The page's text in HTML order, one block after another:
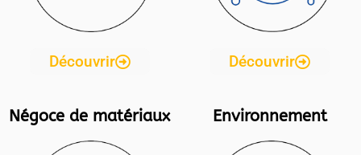
Découvrir Découvrir
Négoce de matériaux Environnement